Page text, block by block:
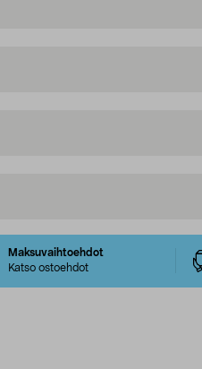
Maksuvaihtoehdot
Katso ostoehdot